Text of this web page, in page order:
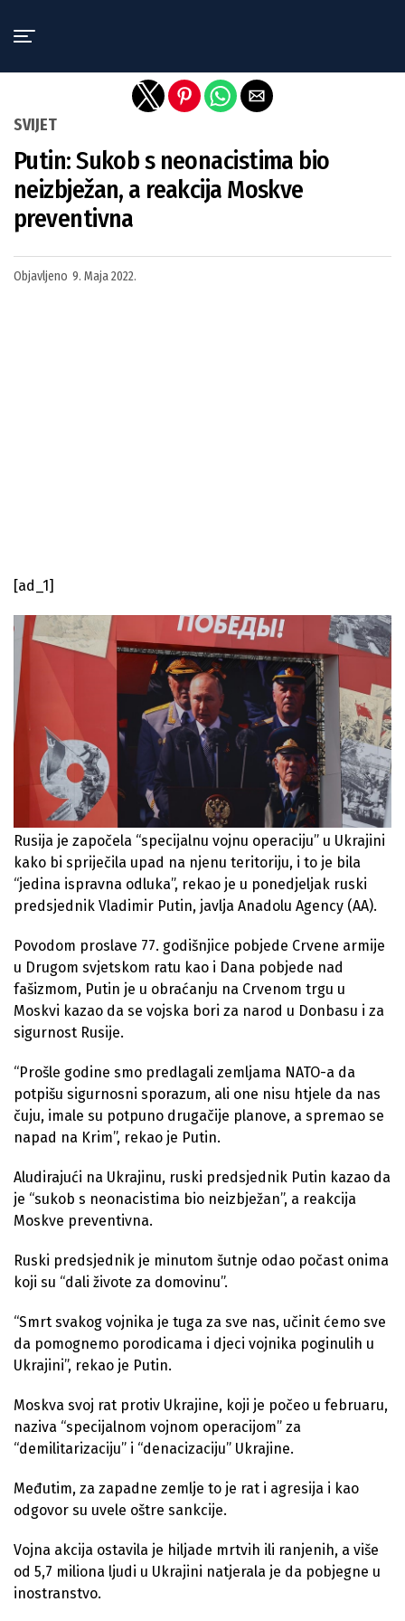
SVIJET
Putin: Sukob s neonacistima bio
neizbježan, a reakcija Moskve
preventivna
Objavljeno 9. Maja 2022.
[ad_1]
Rusija je započela “specijalnu vojnu operaciju” u Ukrajini
kako bi spriječila upad na njenu teritoriju, i to je bila
“jedina ispravna odluka”, rekao je u ponedjeljak ruski
predsjednik Vladimir Putin, javlja Anadolu Agency (AA).
Povodom proslave 77. godišnjice pobjede Crvene armije
u Drugom svjetskom ratu kao i Dana pobjede nad
fašizmom, Putin je u obraćanju na Crvenom trgu u
Moskvi kazao da se vojska bori za narod u Donbasu i za
sigurnost Rusije.
“Prošle godine smo predlagali zemljama NATO-a da
potpišu sigurnosni sporazum, ali one nisu htjele da nas
čuju, imale su potpuno drugačije planove, a spremao se
napad na Krim”, rekao je Putin.
Aludirajući na Ukrajinu, ruski predsjednik Putin kazao da
je “sukob s neonacistima bio neizbježan”, a reakcija
Moskve preventivna.
Ruski predsjednik je minutom šutnje odao počast onima
koji su “dali živote za domovinu”.
“Smrt svakog vojnika je tuga za sve nas, učinit ćemo sve
da pomognemo porodicama i djeci vojnika poginulih u
Ukrajini”, rekao je Putin.
Moskva svoj rat protiv Ukrajine, koji je počeo u februaru,
naziva “specijalnom vojnom operacijom” za
“demilitarizaciju” i “denacizaciju” Ukrajine.
Međutim, za zapadne zemlje to je rat i agresija i kao
odgovor su uvele oštre sankcije.
Vojna akcija ostavila je hiljade mrtvih ili ranjenih, a više
od 5,7 miliona ljudi u Ukrajini natjerala je da pobjegne u
inostranstvo.